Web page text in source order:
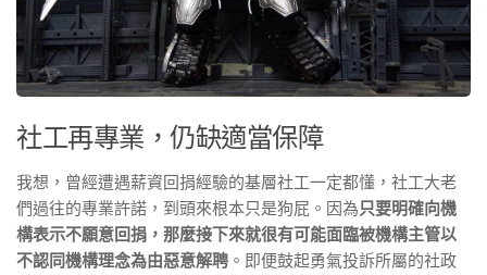
社工再專業，仍缺適當保障
我想，曾經遭遇薪資回捐經驗的基層社工一定都懂，社工大老
們過往的專業許諾，到頭來根本只是狗屁。因為只要明確向機
構表示不願意回捐，那麼接下來就很有可能面臨被機構主管以
不認同機構理念為由惡意解聘 。即便鼓起勇氣投訴所屬的社政